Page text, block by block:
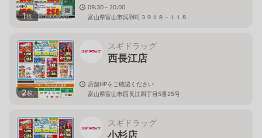
1枚
09:30～20:00
富山県富山市呉羽町３９１８－１１８
2枚
スギドラッグ
西長江店
店舗HPをご確認ください
富山県富山市西長江四丁目5番25号
スギドラッグ
小杉店